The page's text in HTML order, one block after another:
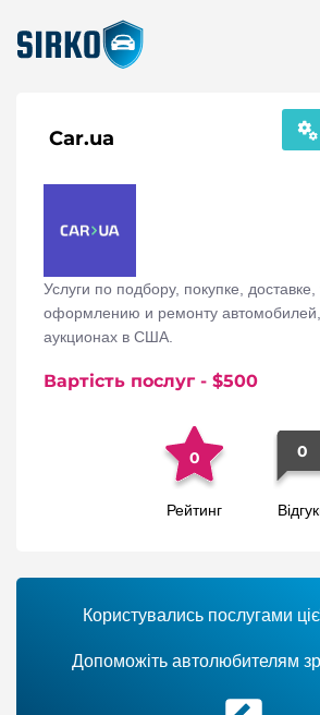
Car.ua
Услуги по подбору, покупке,
оформлению и ремонту
аукционах в США.
Вартість послуг - $500
0
Рейтинг
0
Користувались послугами
Допоможіть автолюбителям